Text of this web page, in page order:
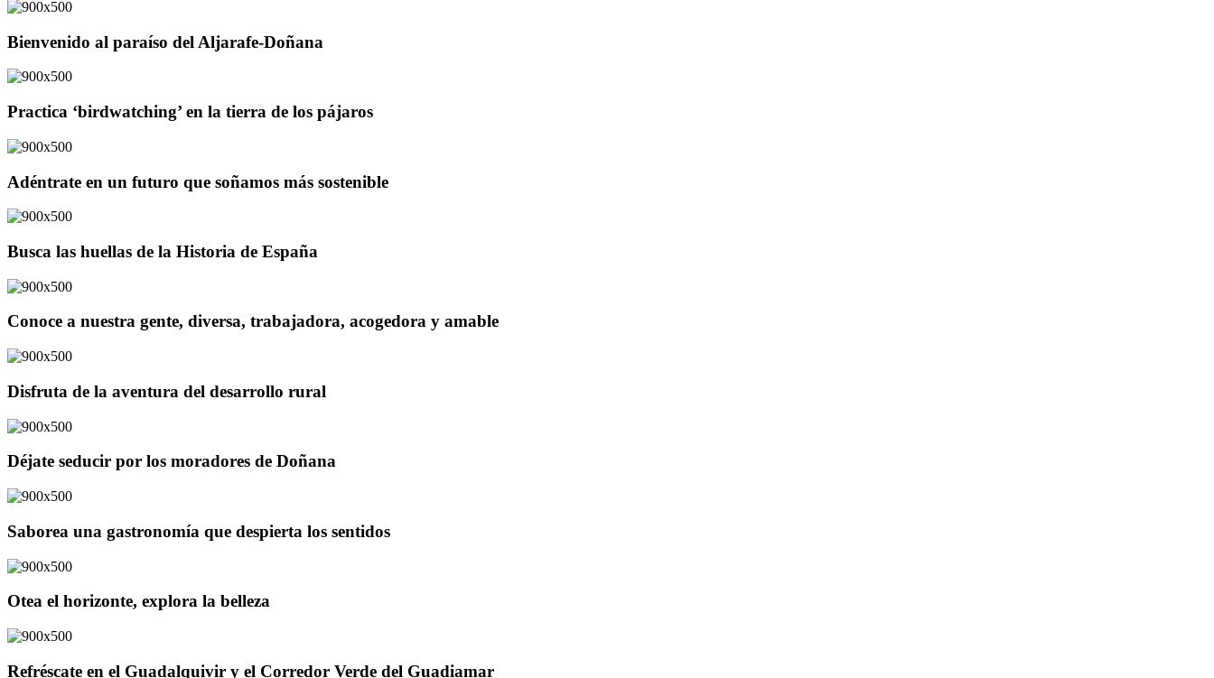
Bienvenido al paraíso del Aljarafe-Doñana
Practica ‘birdwatching’ en la tierra de los pájaros
Adéntrate en un futuro que soñamos más sostenible
Busca las huellas de la Historia de España
Conoce a nuestra gente, diversa, trabajadora, acogedora y amable
Disfruta de la aventura del desarrollo rural
Déjate seducir por los moradores de Doñana
Saborea una gastronomía que despierta los sentidos
Otea el horizonte, explora la belleza
Refréscate en el Guadalquivir y el Corredor Verde del Guadiamar